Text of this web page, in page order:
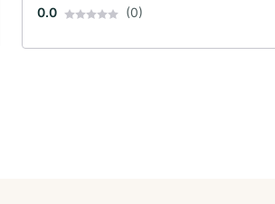
0.0 (0)